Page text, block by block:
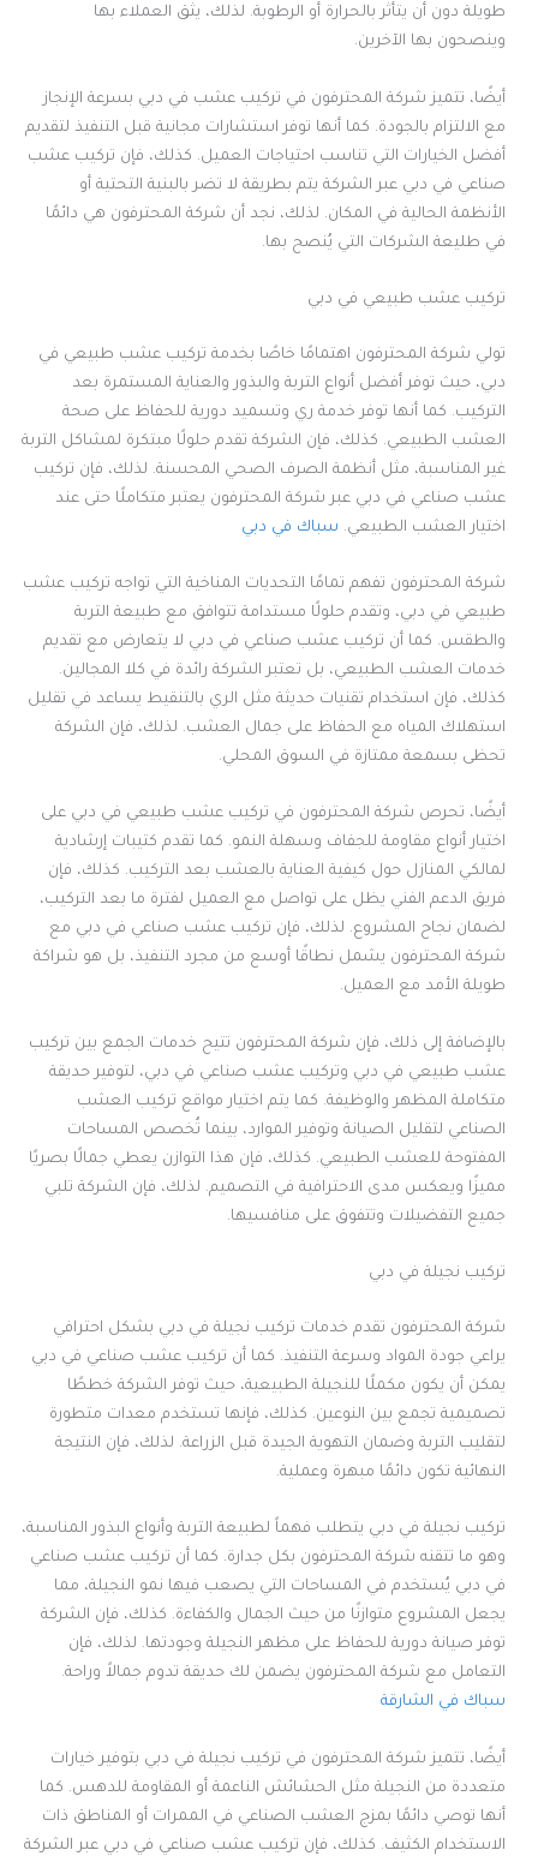
طويلة دون أن يتأثر بالحرارة أو الرطوبة. لذلك، يثق العملاء بها
وينصحون بها الآخرين.
أيضًا، تتميز شركة المحترفون في تركيب عشب في دبي بسرعة الإنجاز
مع الالتزام بالجودة. كما أنها توفر استشارات مجانية قبل التنفيذ لتقديم
أفضل الخيارات التي تناسب احتياجات العميل. كذلك، فإن تركيب عشب
صناعي في دبي عبر الشركة يتم بطريقة لا تضر بالبنية التحتية أو
الأنظمة الحالية في المكان. لذلك، نجد أن شركة المحترفون هي دائمًا
في طليعة الشركات التي يُنصح بها.
تركيب عشب طبيعي في دبي
تولي شركة المحترفون اهتمامًا خاصًا بخدمة تركيب عشب طبيعي في
دبي، حيث توفر أفضل أنواع التربة والبذور والعناية المستمرة بعد
التركيب. كما أنها توفر خدمة ري وتسميد دورية للحفاظ على صحة
العشب الطبيعي. كذلك، فإن الشركة تقدم حلولًا مبتكرة لمشاكل التربة
غير المناسبة، مثل أنظمة الصرف الصحي المحسنة. لذلك، فإن تركيب
عشب صناعي في دبي عبر شركة المحترفون يعتبر متكاملًا حتى عند
اختيار العشب الطبيعي. سباك في دبي
شركة المحترفون تفهم تمامًا التحديات المناخية التي تواجه تركيب عشب
طبيعي في دبي، وتقدم حلولًا مستدامة تتوافق مع طبيعة التربة
والطقس. كما أن تركيب عشب صناعي في دبي لا يتعارض مع تقديم
خدمات العشب الطبيعي، بل تعتبر الشركة رائدة في كلا المجالين.
كذلك، فإن استخدام تقنيات حديثة مثل الري بالتنقيط يساعد في تقليل
استهلاك المياه مع الحفاظ على جمال العشب. لذلك، فإن الشركة
تحظى بسمعة ممتازة في السوق المحلي.
أيضًا، تحرص شركة المحترفون في تركيب عشب طبيعي في دبي على
اختيار أنواع مقاومة للجفاف وسهلة النمو. كما تقدم كتيبات إرشادية
لمالكي المنازل حول كيفية العناية بالعشب بعد التركيب. كذلك، فإن
فريق الدعم الفني يظل على تواصل مع العميل لفترة ما بعد التركيب،
لضمان نجاح المشروع. لذلك، فإن تركيب عشب صناعي في دبي مع
شركة المحترفون يشمل نطاقًا أوسع من مجرد التنفيذ، بل هو شراكة
طويلة الأمد مع العميل.
بالإضافة إلى ذلك، فإن شركة المحترفون تتيح خدمات الجمع بين تركيب
عشب طبيعي في دبي وتركيب عشب صناعي في دبي، لتوفير حديقة
متكاملة المظهر والوظيفة. كما يتم اختيار مواقع تركيب العشب
الصناعي لتقليل الصيانة وتوفير الموارد، بينما تُخصص المساحات
المفتوحة للعشب الطبيعي. كذلك، فإن هذا التوازن يعطي جمالًا بصريًا
مميزًا ويعكس مدى الاحترافية في التصميم. لذلك، فإن الشركة تلبي
جميع التفضيلات وتتفوق على منافسيها.
تركيب نجيلة في دبي
شركة المحترفون تقدم خدمات تركيب نجيلة في دبي بشكل احترافي
يراعي جودة المواد وسرعة التنفيذ. كما أن تركيب عشب صناعي في دبي
يمكن أن يكون مكملًا للنجيلة الطبيعية، حيث توفر الشركة خططًا
تصميمية تجمع بين النوعين. كذلك، فإنها تستخدم معدات متطورة
لتقليب التربة وضمان التهوية الجيدة قبل الزراعة. لذلك، فإن النتيجة
النهائية تكون دائمًا مبهرة وعملية.
تركيب نجيلة في دبي يتطلب فهماً لطبيعة التربة وأنواع البذور المناسبة،
وهو ما تتقنه شركة المحترفون بكل جدارة. كما أن تركيب عشب صناعي
في دبي يُستخدم في المساحات التي يصعب فيها نمو النجيلة، مما
يجعل المشروع متوازنًا من حيث الجمال والكفاءة. كذلك، فإن الشركة
توفر صيانة دورية للحفاظ على مظهر النجيلة وجودتها. لذلك، فإن
التعامل مع شركة المحترفون يضمن لك حديقة تدوم جمالاً وراحة.
سباك في الشارقة
أيضًا، تتميز شركة المحترفون في تركيب نجيلة في دبي بتوفير خيارات
متعددة من النجيلة مثل الحشائش الناعمة أو المقاومة للدهس. كما
أنها توصي دائمًا بمزج العشب الصناعي في الممرات أو المناطق ذات
الاستخدام الكثيف. كذلك، فإن تركيب عشب صناعي في دبي عبر الشركة